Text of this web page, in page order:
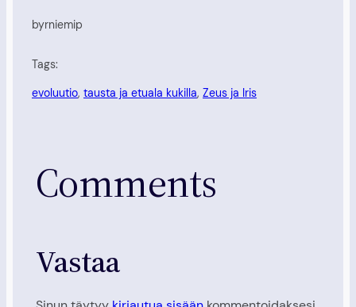
byrniemip
Tags:
evoluutio, tausta ja etuala kukilla, Zeus ja Iris
Comments
Vastaa